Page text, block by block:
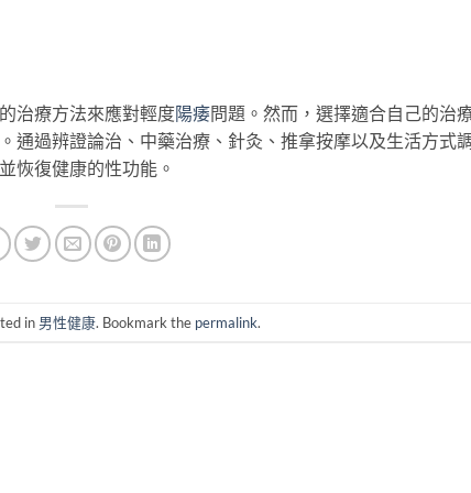
治療方法來應對輕度陽痿問題。然而，選擇適合自己的治
通過辨證論治、中藥治療、針灸、推拿按摩以及生活方式
恢復健康的性功能。
in 男性健康. Bookmark the permalink.